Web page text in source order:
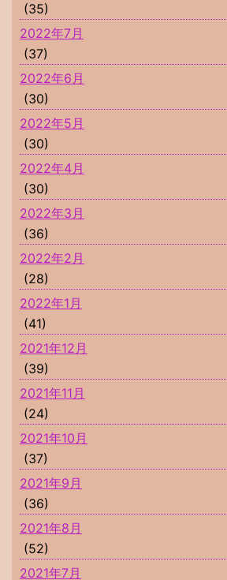
(35)
2022年7月
(37)
2022年6月
(30)
2022年5月
(30)
2022年4月
(30)
2022年3月
(36)
2022年2月
(28)
2022年1月
(41)
2021年12月
(39)
2021年11月
(24)
2021年10月
(37)
2021年9月
(36)
2021年8月
(52)
2021年7月